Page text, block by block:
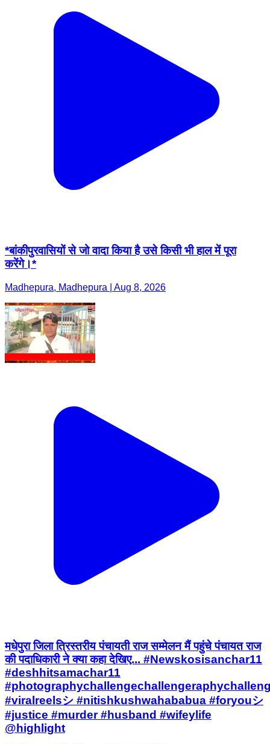
*बांकीपुरवासियों से जो वादा किया है उसे किसी भी हाल में पूरा
करेंगे।*
Madhepura, Madhepura | Aug 8, 2026
मधेपुरा जिला त्रिस्तरीय पंचायती राज सम्मेलन मैं पहुंचे पंचायत राज
की पदाधिकारी ने क्या कहा देखिए... #Newskosisanchar11
#deshhitsamachar11
#viralreelsシ #nitishkushwahababua #foryouシ
#justice #murder #husband #wifeylife
@highlight